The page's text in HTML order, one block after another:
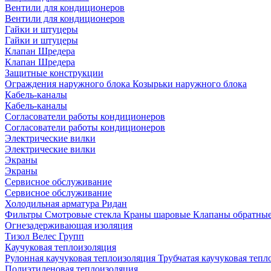
Вентили для кондиционеров
Вентили для кондиционеров
Гайки и штуцеры
Гайки и штуцеры
Клапан Шредера
Клапан Шредера
Защитные конструкции
Ограждения наружного блока Козырьки наружного блока
Кабель-каналы
Кабель-каналы
Согласователи работы кондиционеров
Согласователи работы кондиционеров
Электрические вилки
Электрические вилки
Экраны
Экраны
Сервисное обслуживание
Сервисное обслуживание
Холодильная арматура Ридан
Фильтры Смотровые стекла Краны шаровые Клапаны
Огнезадерживающая изоляция
Тизол Велес Групп
Каучуковая теплоизоляция
Рулонная каучуковая теплоизоляция Трубчатая каучуковая
Полиэтиленовая теплоизоляция